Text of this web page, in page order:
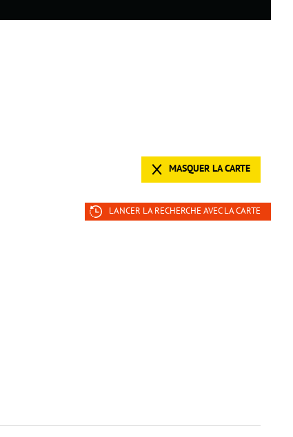
MASQUER LA CARTE
LANCER LA RECHERCHE AVEC LA CARTE